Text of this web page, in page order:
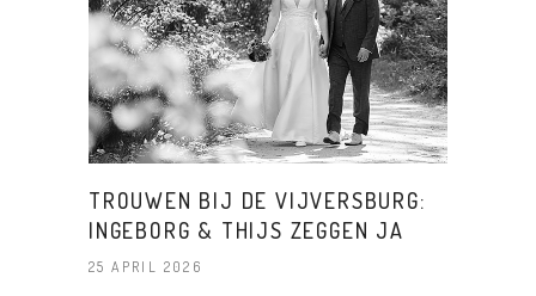
TROUWEN BIJ DE VIJVERSBURG:
INGEBORG & THIJS ZEGGEN JA
25 APRIL 2026